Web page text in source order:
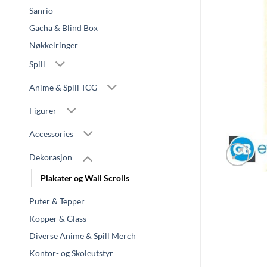
Sanrio
Gacha & Blind Box
Nøkkelringer
Spill
Anime & Spill TCG
Figurer
Accessories
Dekorasjon
Plakater og Wall Scrolls
Puter & Tepper
Kopper & Glass
Diverse Anime & Spill Merch
Kontor- og Skoleutstyr